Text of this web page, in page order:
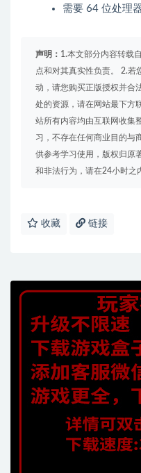
需要 64 位处理
声明： 1.本文部分内容转载
点和对其真实性负责。 2.若
动，请您购买正版授权并合
处的资源，请在网站最下方
站所有内容均由互联网收集
习，不存在任何商业目的与
供参考学习使用，版权归原
和非法行为，请在24小时之
收藏 链接